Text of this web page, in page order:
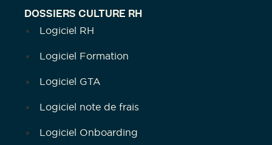
DOSSIERS CULTURE RH
Logiciel RH
Logiciel Formation
Logiciel GTA
Logiciel note de frais
Logiciel Onboarding